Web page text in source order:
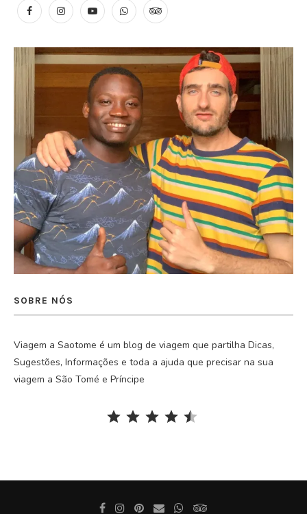
SOBRE NÓS
Viagem a Saotome é um blog de viagem que partilha Dicas,
Sugestões, Informações e toda a ajuda que precisar na sua
viagem a São Tomé e Príncipe